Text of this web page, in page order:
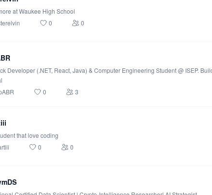
at Waukee High School
0 0
Developer (.NET, React, Java) & Computer Engineering Student @ ISEP.
0 3
that love coding
0 0